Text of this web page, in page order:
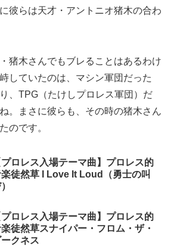
彼らは天才・アントニオ猪木の合わ
猪木さんでもブレることはあるわけ
していたのは、マシン軍団だった
、TPG（たけしプロレス軍団）だ
。まさに彼らも、その時の猪木さん
のです。
プロレス入場テーマ曲】プロレス的
徒然草 I Love It Loud（勇士の叫
プロレス入場テーマ曲】プロレス的
徒然草スナイパー・フロム・ザ・
クネス